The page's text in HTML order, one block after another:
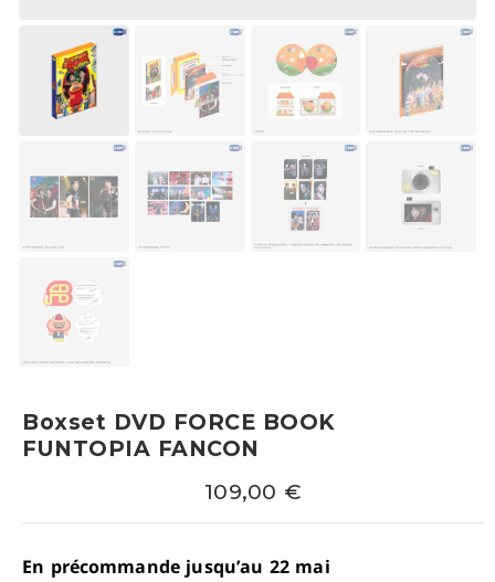
Boxset DVD FORCE BOOK
FUNTOPIA FANCON
109,00 €
En précommande jusqu’au 22 mai